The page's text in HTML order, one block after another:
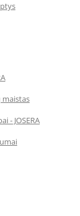
maistas
- JOSERA